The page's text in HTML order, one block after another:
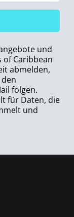
und
of Caribbean
abmelden,
folgen.
für Daten, die
und